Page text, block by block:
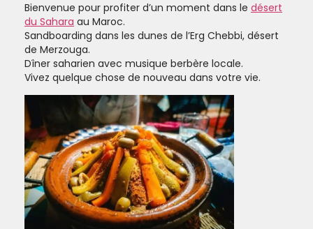
Bienvenue pour profiter d’un moment dans le désert
du Sahara au Maroc.
Sandboarding dans les dunes de l’Erg Chebbi, désert
de Merzouga.
Dîner saharien avec musique berbère locale.
Vivez quelque chose de nouveau dans votre vie.